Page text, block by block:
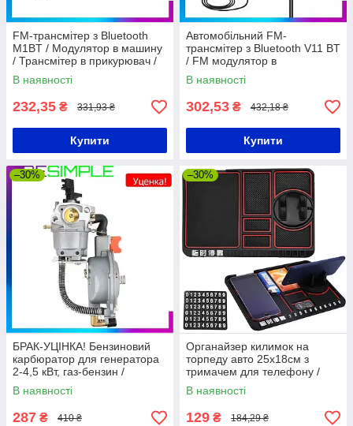
FM-трансмітер з Bluetooth
M1BT / Модулятор в машину
/ Трансмітер в прикурювач /
Бездротовий фм-модулятор
В наявності
232,35 ₴ 331,93 ₴
Купити
Автомобільний FM-
трансмітер з Bluetooth V11 BT
/ FM модулятор в
прикурювач / Трансмітер в
машину
В наявності
302,53 ₴ 432,18 ₴
Купити
–30%
БРАК-УЦІНКА! Бензиновий
карбюратор для генератора
2-4,5 кВт, газ-бензин /
Карбюратор на генератор з
редуктором
В наявності
287 ₴ 410 ₴
–30%
Органайзер килимок на
торпеду авто 25х18см з
тримачем для телефону /
Антиковзкий килимок на
панель приладів
В наявності
129 ₴ 184,29 ₴